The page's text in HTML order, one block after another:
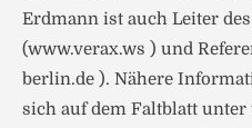
Erdmann ist auch Leiter
(www.verax.ws ) und
berlin.de ). Nähere
sich auf dem Faltblatt